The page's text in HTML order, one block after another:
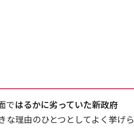
ではるかに劣っていた新政府
な理由のひとつとしてよく挙げら